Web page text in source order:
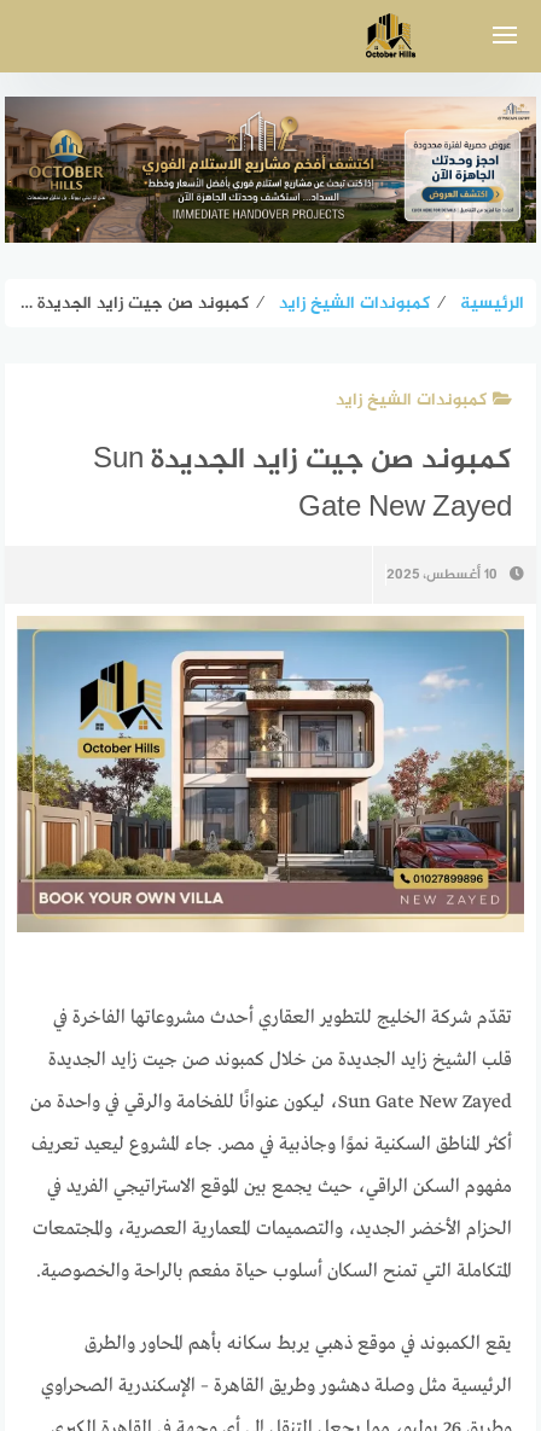
الرئيسية ⁄ كمبوندات الشيخ زايد ⁄ كمبوند صن جيت زايد الجديدة Sun Gate New Zayed
كمبوندات الشيخ زايد
كمبوند صن جيت زايد الجديدة Sun
Gate New Zayed
10 أغسطس، 2025
تقدّم شركة الخليج للتطوير العقاري أحدث مشروعاتها الفاخرة في
قلب الشيخ زايد الجديدة من خلال كمبوند صن جيت زايد الجديدة
Sun Gate New Zayed، ليكون عنوانًا للفخامة والرقي في واحدة من
أكثر المناطق السكنية نموًا وجاذبية في مصر. جاء المشروع ليعيد تعريف
مفهوم السكن الراقي، حيث يجمع بين الموقع الاستراتيجي الفريد في
الحزام الأخضر الجديد، والتصميمات المعمارية العصرية، والمجتمعات
المتكاملة التي تمنح السكان أسلوب حياة مفعم بالراحة والخصوصية.
يقع الكمبوند في موقع ذهبي يربط سكانه بأهم المحاور والطرق
الرئيسية مثل وصلة دهشور وطريق القاهرة – الإسكندرية الصحراوي